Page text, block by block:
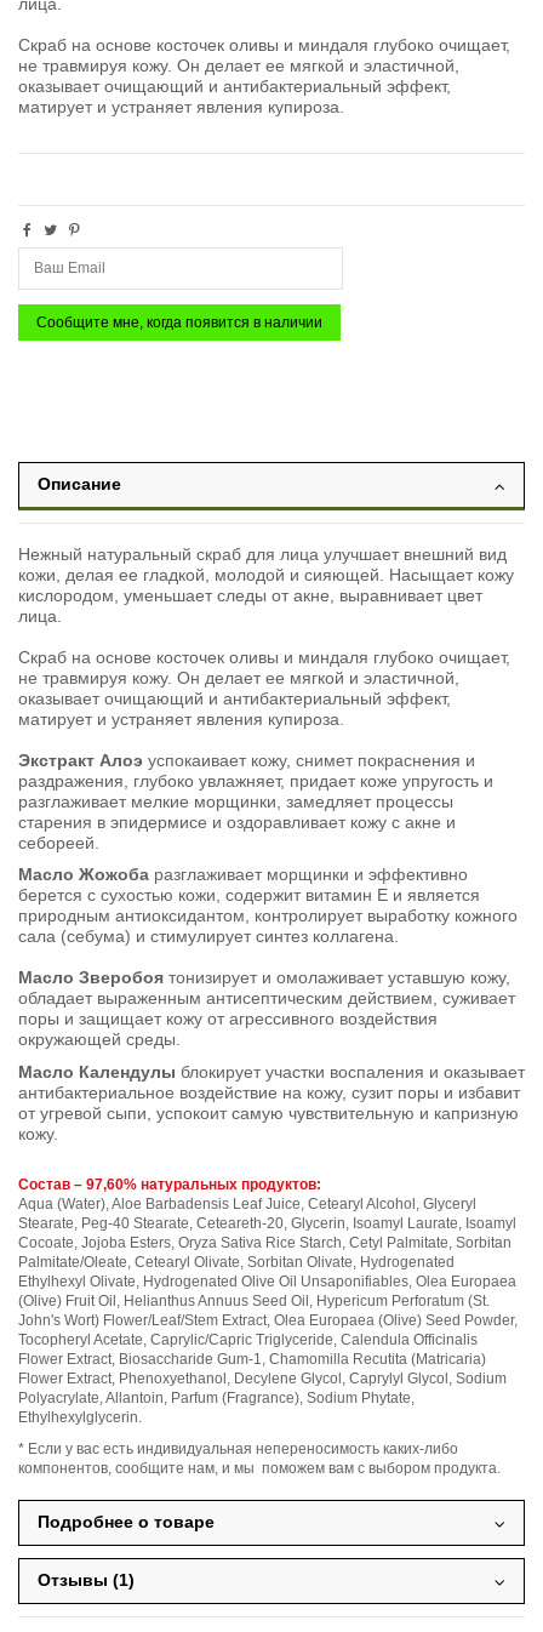
Скраб на основе косточек оливы и миндаля глубоко очищает,
не травмируя кожу. Он делает ее мягкой и эластичной,
оказывает очищающий и антибактериальный эффект,
матирует и устраняет явления купироза.
Описание
Нежный натуральный скраб для лица улучшает внешний вид
кожи, делая ее гладкой, молодой и сияющей. Насыщает кожу
кислородом, уменьшает следы от акне, выравнивает цвет
лица.
Скраб на основе косточек оливы и миндаля глубоко очищает,
не травмируя кожу. Он делает ее мягкой и эластичной,
оказывает очищающий и антибактериальный эффект,
матирует и устраняет явления купироза.
Экстракт Алоэ успокаивает кожу, снимет покраснения и
раздражения, глубоко увлажняет, придает коже упругость и
разглаживает мелкие морщинки, замедляет процессы
старения в эпидермисе и оздоравливает кожу с акне и
себореей.
Масло Жожоба разглаживает морщинки и эффективно
берется с сухостью кожи, содержит витамин Е и является
природным антиоксидантом, контролирует выработку кожного
сала (себума) и стимулирует синтез коллагена.
Масло Зверобоя тонизирует и омолаживает уставшую кожу,
обладает выраженным антисептическим действием, суживает
поры и защищает кожу от агрессивного воздействия
окружающей среды.
Масло Календулы блокирует участки воспаления и оказывает
антибактериальное воздействие на кожу, сузит поры и избавит
от угревой сыпи, успокоит самую чувствительную и капризную
кожу.
Состав – 97,60% натуральных продуктов:
Aqua (Water), Aloe Barbadensis Leaf Juice, Cetearyl Alcohol, Glyceryl
Stearate, Peg-40 Stearate, Ceteareth-20, Glycerin, Isoamyl Laurate, Isoamyl
Cocoate, Jojoba Esters, Oryza Sativa Rice Starch, Cetyl Palmitate, Sorbitan
Palmitate/Oleate, Cetearyl Olivate, Sorbitan Olivate, Hydrogenated
Ethylhexyl Olivate, Hydrogenated Olive Oil Unsaponifiables, Olea Europaea
(Olive) Fruit Oil, Helianthus Annuus Seed Oil, Hypericum Perforatum (St.
John's Wort) Flower/Leaf/Stem Extract, Olea Europaea (Olive) Seed Powder,
Tocopheryl Acetate, Caprylic/Capric Triglyceride, Calendula Officinalis
Flower Extract, Biosaccharide Gum-1, Chamomilla Recutita (Matricaria)
Flower Extract, Phenoxyethanol, Decylene Glycol, Caprylyl Glycol, Sodium
Polyacrylate, Allantoin, Parfum (Fragrance), Sodium Phytate,
Ethylhexylglycerin.
* Если у вас есть индивидуальная непереносимость каких-либо
компонентов, сообщите нам, и мы поможем вам с выбором продукта.
Подробнее о товаре
Отзывы (1)